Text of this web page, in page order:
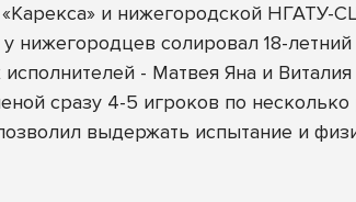
и нижегородской НГАТУ-
солировал 18-
- Матвея Яна и
сразу 4-5 игроков по несколько
выдержать испытание и